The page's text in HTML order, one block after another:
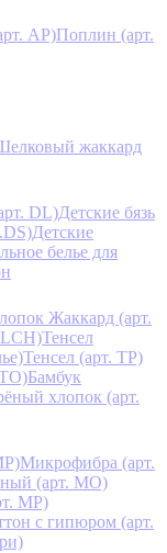
AP)Поплин (арт.
жаккард
DL)Детские бязь
Детские
белье для
Жаккард (арт.
Тенсел
Тенсел (арт. ТР)
Бамбук
хлопок (арт.
Микрофибра (арт.
(арт. MO)
MР)
с гипюром (арт.